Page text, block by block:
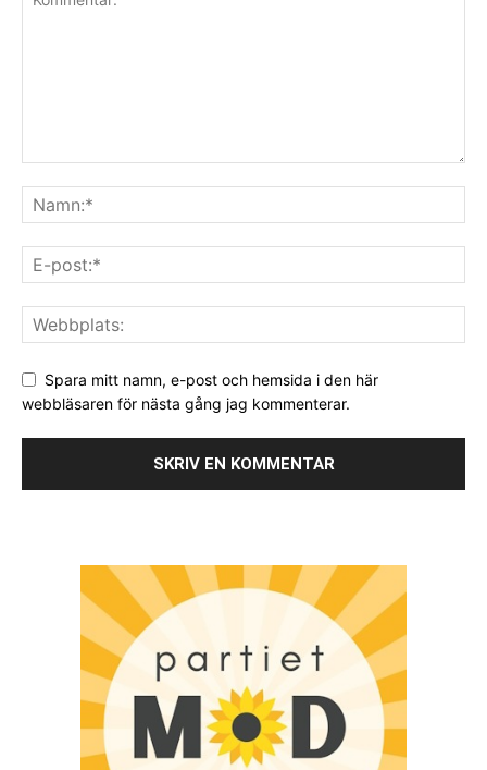
Spara mitt namn, e-post och hemsida i den här
webbläsaren för nästa gång jag kommenterar.